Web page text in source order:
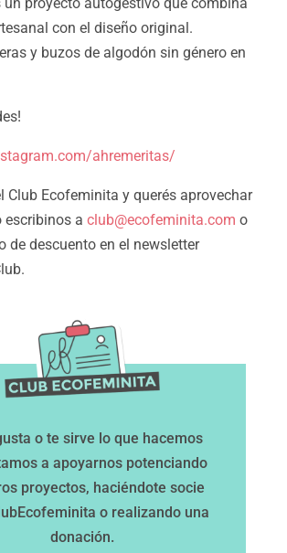
con el diseño original.
y buzos de algodón sin género en
ahremeritas/
Club Ecofeminita y querés aprovechar
escribinos a club@ecofeminita.com o
de descuento en el newsletter
o te sirve lo que hacemos
a apoyarnos potenciando
proyectos, haciéndote socie
o realizando una
donación.